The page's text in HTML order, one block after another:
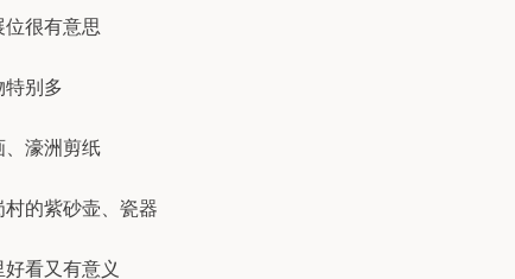
很有意思
别多
、濠洲剪纸
的紫砂壶、瓷器
看又有意义